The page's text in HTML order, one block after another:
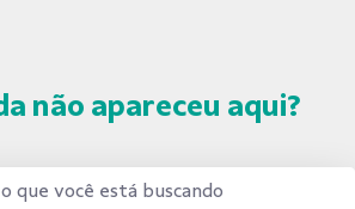
não apareceu aqui?